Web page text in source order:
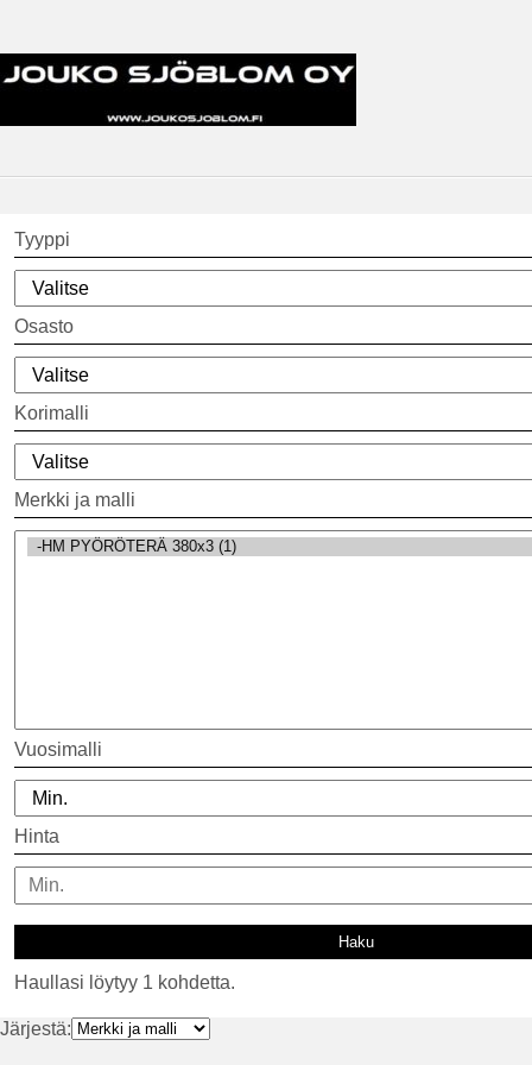
Tyyppi
Osasto
Korimalli
Merkki ja malli
Vuosimalli
Hinta
Haullasi löytyy 1 kohdetta.
Järjestä: